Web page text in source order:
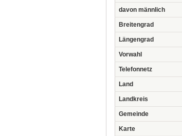
davon männlich
Breitengrad
Längengrad
Vorwahl
Telefonnetz
Land
Landkreis
Gemeinde
Karte